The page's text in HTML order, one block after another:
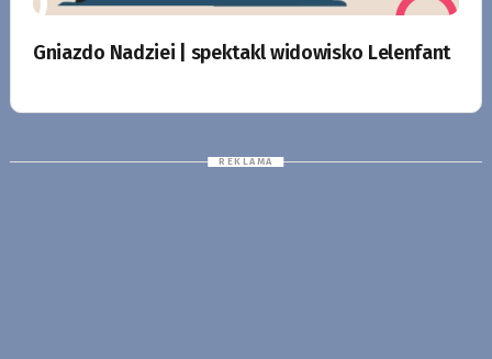
Gniazdo Nadziei | spektakl widowisko Lelenfant